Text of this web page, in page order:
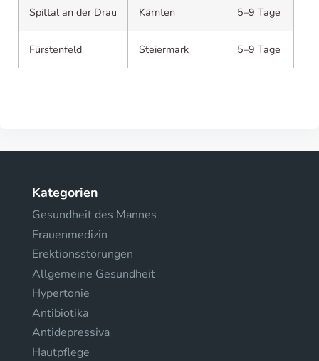
Spittal an der Drau Kärnten 5–9 Tage
Fürstenfeld Steiermark 5–9 Tage
Kategorien
Gesundheit des Mannes
Frauenmedizin
Erektionsstörungen
Allgemeine Gesundheit
Hypertonie
Antibiotika
Antidepressiva
Hautpflege